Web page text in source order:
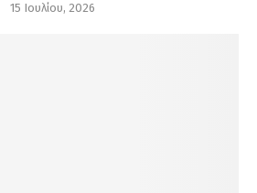
15 Ιουλίου, 2026